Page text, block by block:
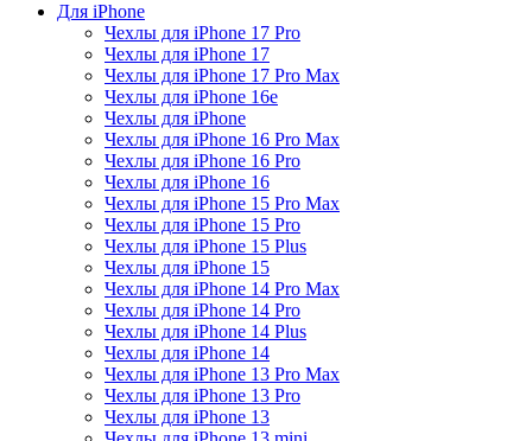
Для iPhone
Чехлы для iPhone 17 Pro
Чехлы для iPhone 17
Чехлы для iPhone 17 Pro Max
Чехлы для iPhone 16e
Чехлы для iPhone
Чехлы для iPhone 16 Pro Max
Чехлы для iPhone 16 Pro
Чехлы для iPhone 16
Чехлы для iPhone 15 Pro Max
Чехлы для iPhone 15 Pro
Чехлы для iPhone 15 Plus
Чехлы для iPhone 15
Чехлы для iPhone 14 Pro Max
Чехлы для iPhone 14 Pro
Чехлы для iPhone 14 Plus
Чехлы для iPhone 14
Чехлы для iPhone 13 Pro Max
Чехлы для iPhone 13 Pro
Чехлы для iPhone 13